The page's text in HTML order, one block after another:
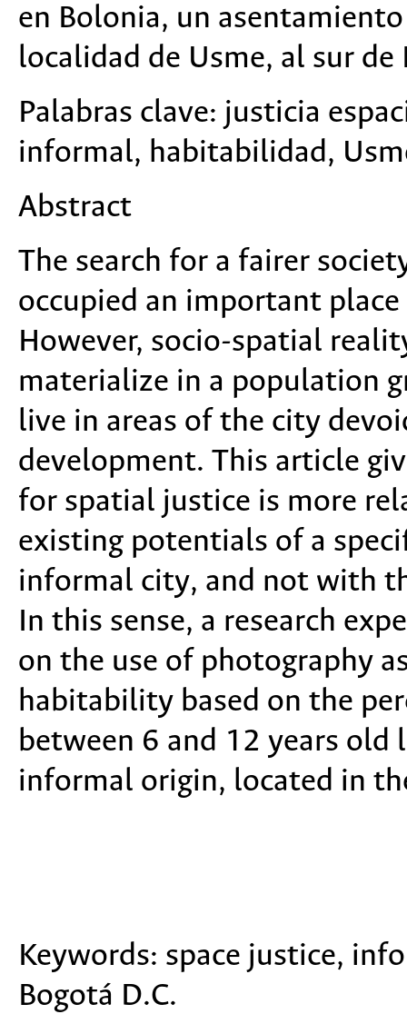
en Bolonia, un
localidad de Usme, al sur de
Palabras clave: justicia
informal, habitabilidad,
Abstract
The search for a fairer
occupied an important
However, socio-spatial
materialize in a population
live in areas of the city
development. This article
for spatial justice is more
existing potentials of a
informal city, and not with
In this sense, a research
on the use of photography
habitability based on the
between 6 and 12 years
informal origin, located in
Keywords: space justice,
Bogotá D.C.